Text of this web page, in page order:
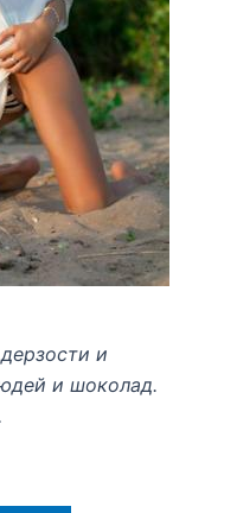
и
и шоколад.